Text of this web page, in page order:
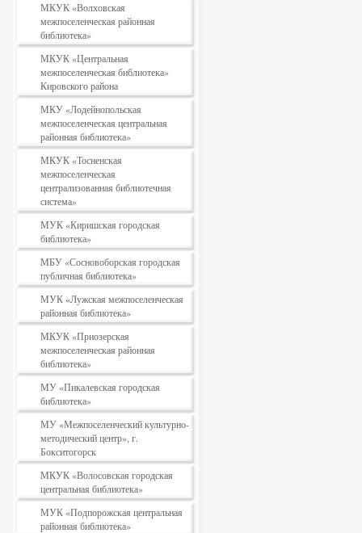
МКУК «Волховская
межпоселенческая районная
библиотека»
МКУК «Центральная
межпоселенческая библиотека»
Кировского района
МКУ «Лодейнопольская
межпоселенческая центральная
районная библиотека»
МКУК «Тосненская
межпоселенческая
централизованная библиотечная
система»
МУК «Киришская городская
библиотека»
МБУ «Сосновоборская городская
публичная библиотека»
МУК «Лужская межпоселенческая
районная библиотека»
МКУК «Приозерская
межпоселенческая районная
библиотека»
МУ «Пикалевская городская
библиотека»
МУ «Межпоселенческий культурно-
методический центр», г.
Бокситогорск
МКУК «Волосовская городская
центральная библиотека»
МУК «Подпорожская центральная
районная библиотека»